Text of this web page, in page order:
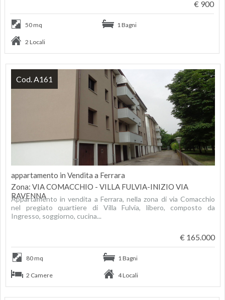
€ 900
50 mq 1 Bagni
2 Locali
appartamento in Vendita a Ferrara
Zona: VIA COMACCHIO - VILLA FULVIA-INIZIO VIA
RAVENNA
Appartamento in vendita a Ferrara, nella zona di via Comacchio
nel pregiato quartiere di Villa Fulvia, libero, composto da
Ingresso, soggiorno, cucina...
€ 165.000
Cod. A161
80 mq 1 Bagni
2 Camere 4 Locali